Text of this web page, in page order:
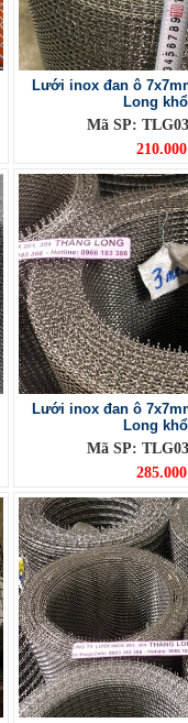
Lưới inox đan ô
Long
Mã SP:
Lưới inox đan ô
Long
Mã SP: